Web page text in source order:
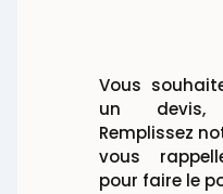
Vous
un devis,
Remplissez
vous
pour faire le